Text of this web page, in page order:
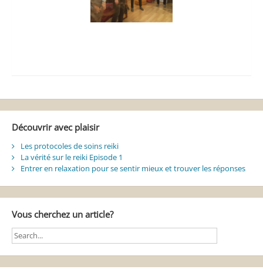
Découvrir avec plaisir
Les protocoles de soins reiki
La vérité sur le reiki Episode 1
Entrer en relaxation pour se sentir mieux et trouver les réponses
Vous cherchez un article?